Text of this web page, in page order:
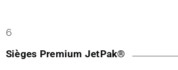
6
Sièges Premium JetPak®